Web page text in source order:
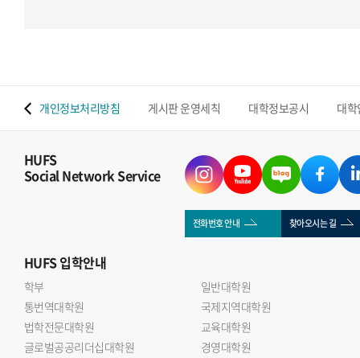
개인정보처리방침 게시판 운영세칙 대학정보공시 대
HUFS
Social Network Service
전화번호 안내 찾아오시는 길
HUFS입학안내
학부
일반대학원
통번역대학원
국제지역대학원
법학전문대학원
교육대학원
글로벌공공리더십대학원
경영대학원